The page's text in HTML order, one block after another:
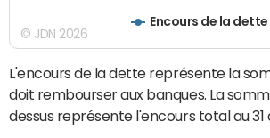
Encours de la dette
© JDN 2026
L'encours de la dette représente la
doit rembourser aux banques. La
dessus représente l'encours total au